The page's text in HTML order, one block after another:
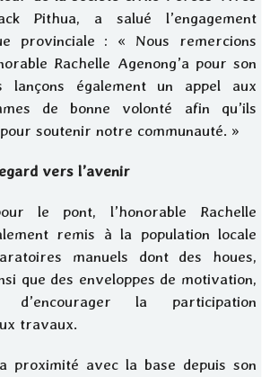
Pithua, a salué l’engagement
provinciale : « Nous remercions
Rachelle Agenong’a pour son
lançons également un appel aux
de bonne volonté afin qu’ils
soutenir notre communauté. »
vers l’avenir
le pont, l’honorable Rachelle
remis à la population locale
manuels dont des houes,
que des enveloppes de motivation,
la participation
travaux.
proximité avec la base depuis son